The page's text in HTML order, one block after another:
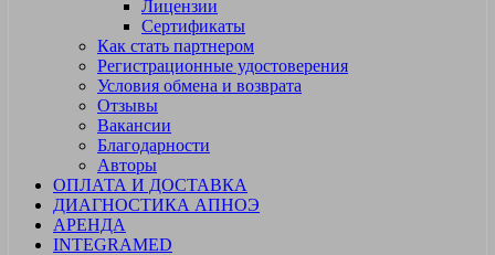
Лицензии
Сертификаты
Как стать партнером
Регистрационные удостоверения
Условия обмена и возврата
Отзывы
Вакансии
Благодарности
Авторы
ОПЛАТА И ДОСТАВКА
ДИАГНОСТИКА АПНОЭ
АРЕНДА
INTEGRAMED